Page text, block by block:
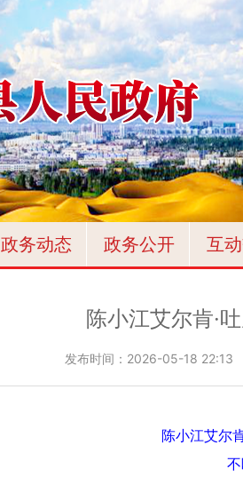
政务动态 政务公开 互
陈小江艾尔肯·
发布时间： 2026-05-18 22:13
陈小江艾尔